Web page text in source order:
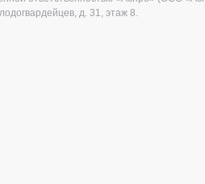
д. 31, этаж 8.